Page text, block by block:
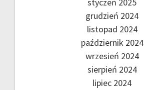
styczeń 2025
grudzień 2024
listopad 2024
październik 2024
wrzesień 2024
sierpień 2024
lipiec 2024